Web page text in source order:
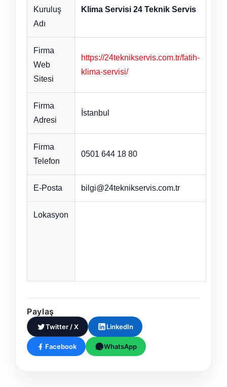
Kuruluş
Adı
Klima Servisi 24 Teknik Servis
Firma
Web
Sitesi
https://24teknikservis.com.tr/fatih-
klima-servisi/
Firma
Adresi
İstanbul
Firma
Telefon
0501 644 18 80
E-Posta bilgi@24teknikservis.com.tr
Lokasyon
Paylaş
Twitter / X LinkedIn
Facebook WhatsApp